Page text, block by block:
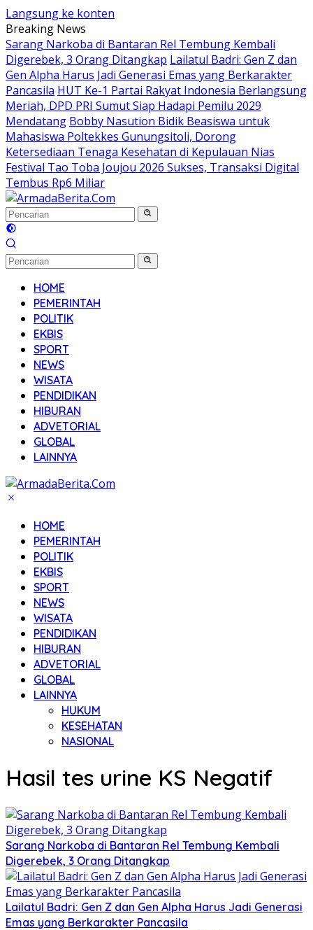
Langsung ke konten
Breaking News
Sarang Narkoba di Bantaran Rel Tembung Kembali
Digerebek, 3 Orang Ditangkap Lailatul Badri: Gen Z dan
Gen Alpha Harus Jadi Generasi Emas yang Berkarakter
Pancasila HUT Ke-1 Partai Rakyat Indonesia Berlangsung
Meriah, DPD PRI Sumut Siap Hadapi Pemilu 2029
Mendatang Bobby Nasution Bidik Beasiswa untuk
Mahasiswa Poltekkes Gunungsitoli, Dorong
Ketersediaan Tenaga Kesehatan di Kepulauan Nias
Festival Tao Toba Joujou 2026 Sukses, Transaksi Digital
Tembus Rp6 Miliar
HOME
PEMERINTAH
POLITIK
EKBIS
SPORT
NEWS
WISATA
PENDIDIKAN
HIBURAN
ADVETORIAL
GLOBAL
LAINNYA
HOME
PEMERINTAH
POLITIK
EKBIS
SPORT
NEWS
WISATA
PENDIDIKAN
HIBURAN
ADVETORIAL
GLOBAL
LAINNYA
HUKUM
KESEHATAN
NASIONAL
Hasil tes urine KS Negatif
Sarang Narkoba di Bantaran Rel Tembung Kembali
Digerebek, 3 Orang Ditangkap
Lailatul Badri: Gen Z dan Gen Alpha Harus Jadi Generasi
Emas yang Berkarakter Pancasila